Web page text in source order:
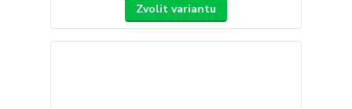
Zvolit variantu